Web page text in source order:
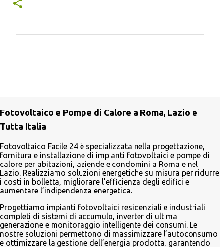
n
t
i
Fotovoltaico e Pompe di Calore a Roma, Lazio e
Tutta Italia
Fotovoltaico Facile 24 è specializzata nella progettazione,
fornitura e installazione di impianti fotovoltaici e pompe di
calore per abitazioni, aziende e condomìni a Roma e nel
Lazio. Realizziamo soluzioni energetiche su misura per ridurre
i costi in bolletta, migliorare l’efficienza degli edifici e
aumentare l’indipendenza energetica.
Progettiamo impianti fotovoltaici residenziali e industriali
completi di sistemi di accumulo, inverter di ultima
generazione e monitoraggio intelligente dei consumi. Le
nostre soluzioni permettono di massimizzare l’autoconsumo
e ottimizzare la gestione dell’energia prodotta, garantendo